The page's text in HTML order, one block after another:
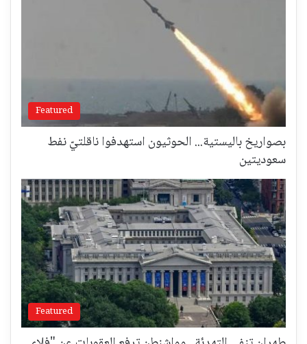
Featured
بصواريخ باليستية... الحوثيون استهدفوا ناقلتيّ نفط
سعوديتين
Featured